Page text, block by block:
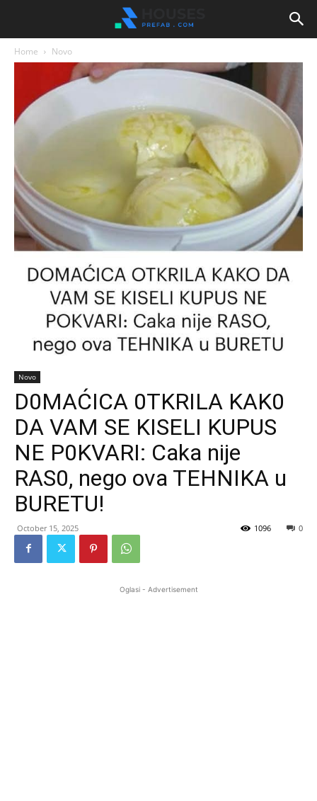
Home Novo
Novo
D0MAĆICA 0TKRILA KAK0
DA VAM SE KISELI KUPUS
NE P0KVARI: Caka nije
RAS0, nego ova TEHNIKA u
BURETU!
October 15, 2025 0
1096
Oglasi - Advertisement